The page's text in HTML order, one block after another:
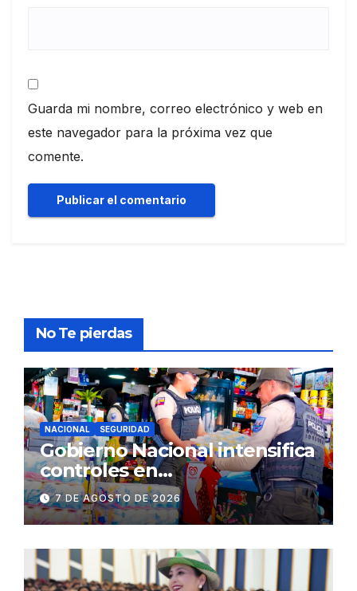
Guarda mi nombre, correo electrónico y web en
este navegador para la próxima vez que
comente.
No Te pierdas
NACIONAL SEGURIDAD
Gobierno Nacional intensifica
controles en
establecimientos y espacios
públicos de Pichincha: 684
operativos en zonas
comerciales y de
concurrencia
7 DE AGOSTO DE 2026